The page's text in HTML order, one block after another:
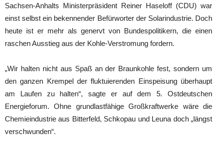
Sachsen-Anhalts Ministerpräsident Reiner Haseloff (CDU) war
einst selbst ein bekennender Befürworter der Solarindustrie. Doch
heute ist er mehr als genervt von Bundespolitikern, die einen
raschen Ausstieg aus der Kohle-Verstromung fordern.
„Wir halten nicht aus Spaß an der Braunkohle fest, sondern um
den ganzen Krempel der fluktuierenden Einspeisung überhaupt
am Laufen zu halten“, sagte er auf dem 5. Ostdeutschen
Energieforum. Ohne grundlastfähige Großkraftwerke wäre die
Chemieindustrie aus Bitterfeld, Schkopau und Leuna doch „längst
verschwunden“.